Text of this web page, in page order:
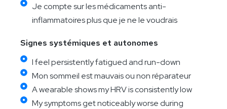
Je compte sur les médicaments anti-
inflammatoires plus que je ne le voudrais
Signes systémiques et autonomes
I feel persistently fatigued and run-down
Mon sommeil est mauvais ou non réparateur
A wearable shows my HRV is consistently low
My symptoms get noticeably worse during